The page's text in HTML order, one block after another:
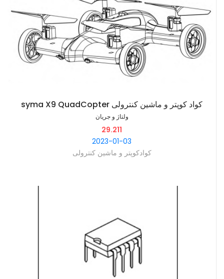
‫کواد کوپتر و ماشین کنترولی syma X9 QuadCopter
ولتاژ و جریان
29.211
2023-01-03
کوادکوپتر و ماشین کنترولی